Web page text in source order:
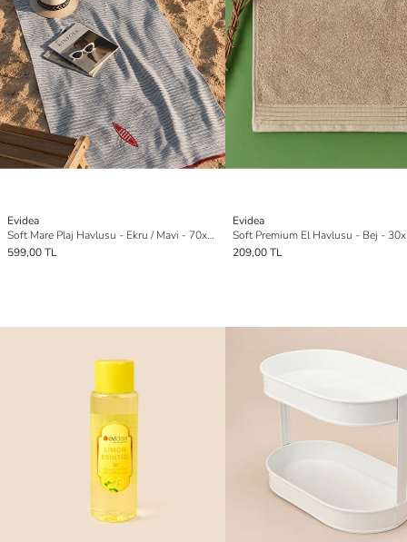
Evidea
Soft Mare Plaj Havlusu - Ekru / Mavi - 70x140 cm
599,00 TL
Evidea
Soft Premium El Havlusu - Bej -
209,00 TL